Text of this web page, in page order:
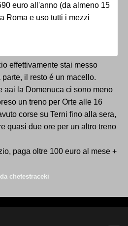
euro all'anno (da almeno 15
Roma e uso tutti i mezzi
effettivamente stai messo
il resto é un macello.
aai la Domenuca ci sono meno
un treno per Orte alle 16
corse su Terni fino alla sera,
quasi due ore per un altro treno
paga oltre 100 euro al mese +
da chetestraceki